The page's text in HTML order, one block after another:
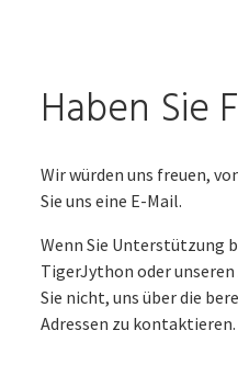
Haben Sie
Wir würden uns freuen,
Sie uns eine E-Mail.
Wenn Sie Unterstützung
TigerJython oder
Sie nicht, uns über die
Adressen zu kontaktieren.